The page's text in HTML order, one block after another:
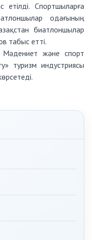
етілді. Спортшыларға
одағының
биатлоншылар
табыс етті.
Мәдениет және спорт
туризм индустриясы